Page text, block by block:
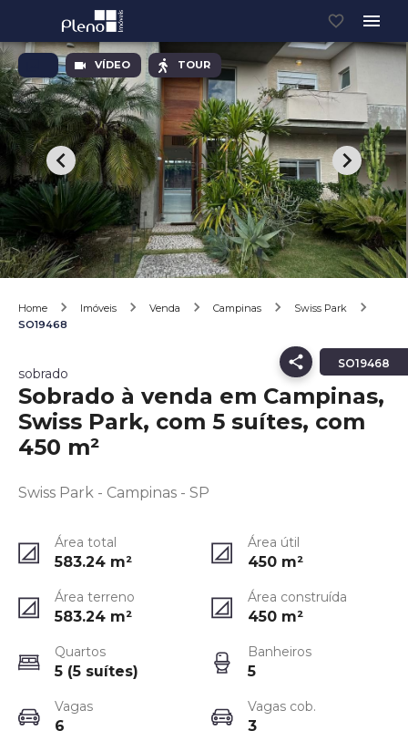
VÍDEO TOUR
Home Imóveis Venda Campinas
Swiss Park
SO19468
SO19468
sobrado
Sobrado à venda em Campinas,
Swiss Park, com 5 suítes, com
450 m²
Swiss Park - Campinas - SP
Área total
583.24 m²
Área útil
450 m²
Área terreno
583.24 m²
Área construída
450 m²
Quartos
5 (5 suítes)
Banheiros
5
Vagas
6
Vagas cob.
3